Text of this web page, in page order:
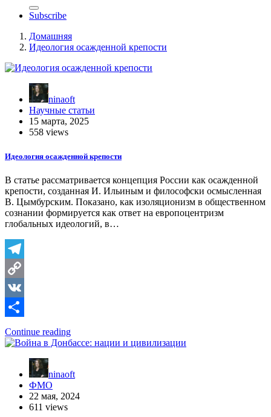
Subscribe
Домашняя
Идеология осажденной крепости
ninaoft
Научные статьи
15 марта, 2025
558 views
Идеология осажденной крепости
В статье рассматривается концепция России как осажденной
крепости, созданная И. Ильиным и философски осмысленная
В. Цымбурским. Показано, как изоляционизм в общественном
сознании формируется как ответ на европоцентризм
глобальных идеологий, в…
Telegram
Copy
Link
VK
Отправить
Continue reading
ninaoft
ФМО
22 мая, 2024
611 views